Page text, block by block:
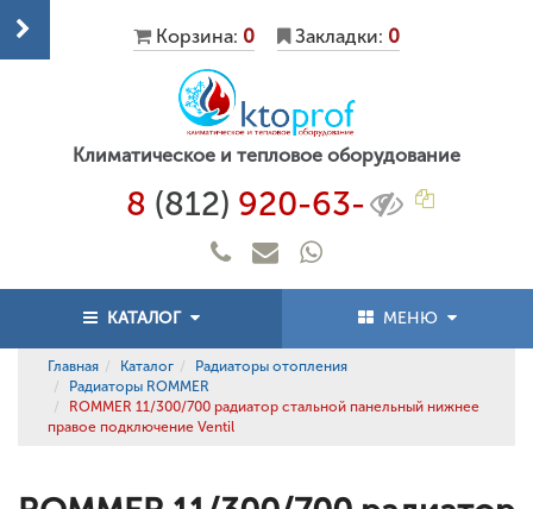
Корзина: 0 Закладки: 0
Климатическое и тепловое оборудование
8 (812) 920-63-
КАТАЛОГ МЕНЮ
Главная Каталог
Радиаторы отопления
Радиаторы ROMMER
ROMMER 11/300/700 радиатор стальной панельный нижнее
правое подключение Ventil